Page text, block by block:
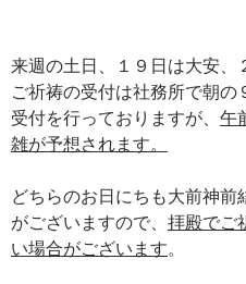
来週の土日、１９日は大安、
ご祈祷の受付は社務所で朝
受付を行っておりますが、 午
雑が予想されます。
どちらのお日にちも大前神
がございますので、 拝殿でご
い場合がございます